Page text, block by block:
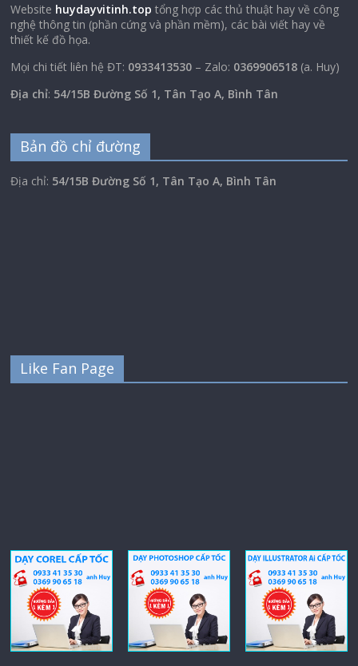
Website huydayvitinh.top tổng hợp các thủ thuật hay về công
nghệ thông tin (phần cứng và phần mềm), các bài viết hay về
thiết kế đồ họa.
Mọi chi tiết liên hệ ĐT: 0933413530 – Zalo: 0369906518 (a. Huy)
Địa chỉ: 54/15B Đường Số 1, Tân Tạo A, Bình Tân
Bản đồ chỉ đường
Địa chỉ: 54/15B Đường Số 1, Tân Tạo A, Bình Tân
Like Fan Page